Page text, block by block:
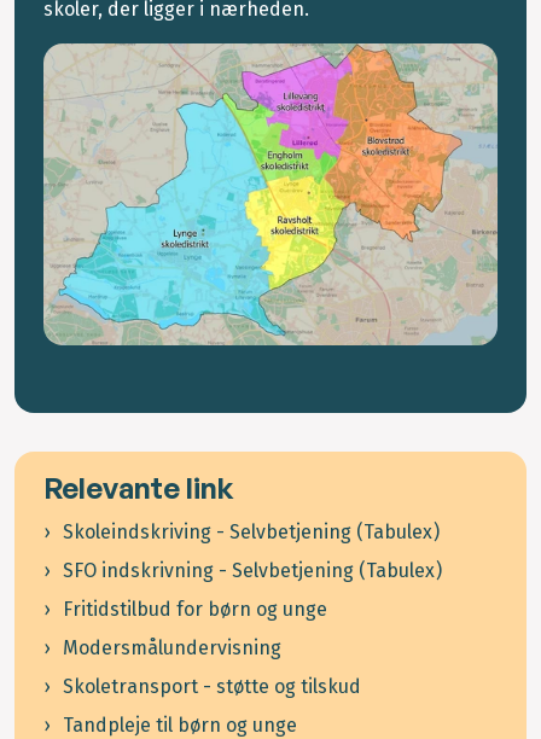
skoler, der ligger i nærheden.
Relevante link
Skoleindskriving - Selvbetjening (Tabulex)
SFO indskrivning - Selvbetjening (Tabulex)
Fritidstilbud for børn og unge
Modersmålundervisning
Skoletransport - støtte og tilskud
Tandpleje til børn og unge